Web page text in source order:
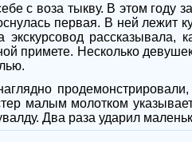
с воза тыкву. В этом
первая. В ней лежит
рассказывала,
примете. Несколько
малым молотком
Два раза ударил